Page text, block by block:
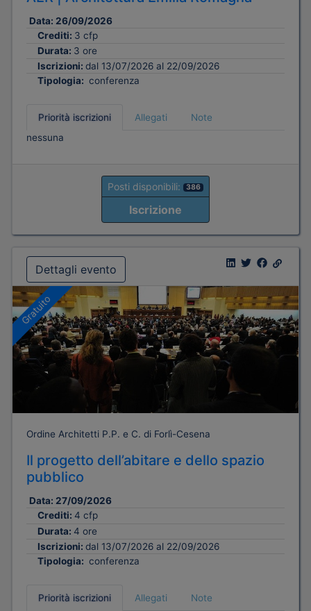
Data: 26/09/2026
Crediti: 3 cfp
Durata: 3 ore
Iscrizioni: dal 13/07/2026 al 22/09/2026
Tipologia: conferenza
Priorità iscrizioni Allegati
Note
nessuna
Posti disponibili: 386
Iscrizione
Dettagli evento
Gratuito
Ordine Architetti P.P. e C. di Forlì-Cesena
Il progetto dell’abitare e dello spazio
pubblico
Data: 27/09/2026
Crediti: 4 cfp
Durata: 4 ore
Iscrizioni: dal 13/07/2026 al 22/09/2026
Tipologia: conferenza
Priorità iscrizioni Allegati
Note